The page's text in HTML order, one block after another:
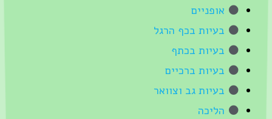
אופניים
בעיות בכף הרגל
בעיות בכתף
בעיות ברכיים
בעיות גב וצוואר
הליכה